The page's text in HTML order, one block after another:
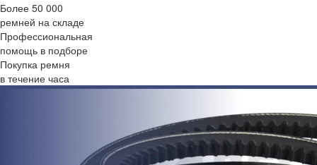
Более 50 000
ремней на складе
Профессиональная
помощь в подборе
Покупка ремня
в течение часа